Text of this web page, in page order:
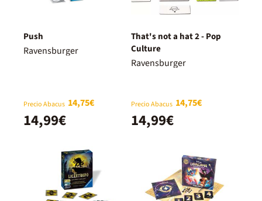
Push
Ravensburger
Precio Abacus 14,75€
14,99€
That's not a hat 2 - Pop
Culture
Ravensburger
Precio Abacus 14,75€
14,99€